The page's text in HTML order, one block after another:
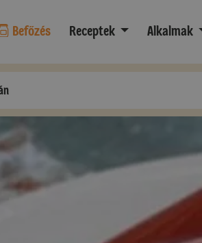
Befőzés Receptek Alkalmak